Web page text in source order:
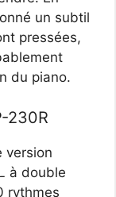
un subtil
pressées,
du piano.
230R
version
à double
rythmes